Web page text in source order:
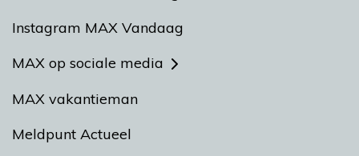
Instagram MAX Vandaag
MAX op sociale media
MAX vakantieman
Meldpunt Actueel